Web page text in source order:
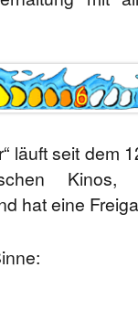
läuft seit dem
Kinos,
hat eine